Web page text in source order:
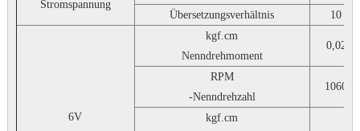
Stromspannung
Übersetzungsverhältnis
10
6V
kgf.cm
Nenndrehmoment
0,02
RPM
-Nenndrehzahl
1060
kgf.cm